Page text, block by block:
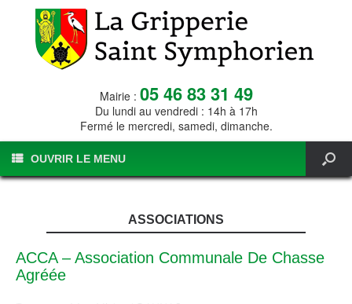
Mairie : 05 46 83 31 49
Du lundi au vendredi : 14h à 17h
Fermé le mercredi, samedi, dimanche.
OUVRIR LE MENU
ASSOCIATIONS
ACCA – Association Communale De Chasse
Agréée